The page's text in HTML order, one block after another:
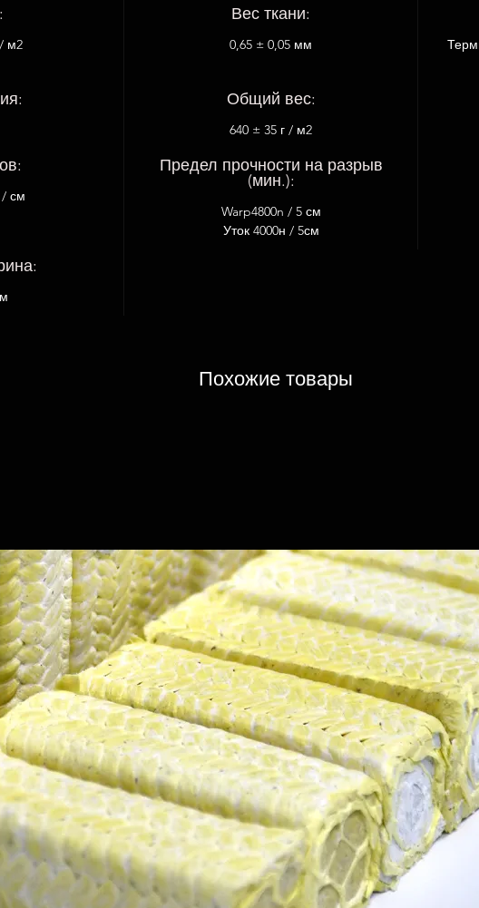
м2
Вес ткани:
0,65 ± 0,05 мм
Общий вес:
640 ± 35 г / м2
см
Предел прочности на разрыв
(мин.):
Warp4800n / 5 см
Уток 4000н / 5см
Похожие товары